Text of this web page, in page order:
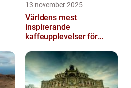
13 november 2025
Världens mest
inspirerande
kaffeupplevelser för